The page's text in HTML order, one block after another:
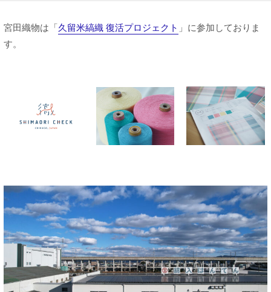
宮田織物は「久留米縞織 復活プロジェクト 」に参加しておりま
す。